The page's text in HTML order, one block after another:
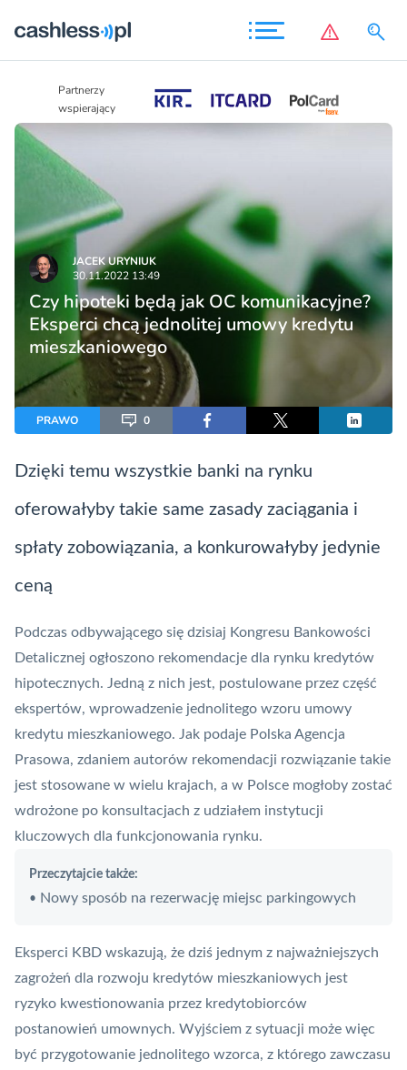
Partnerzy
wspierający
JACEK URYNIUK
30.11.2022 13:49
Czy hipoteki będą jak OC komunikacyjne?
Eksperci chcą jednolitej umowy kredytu
mieszkaniowego
PRAWO 0
Dzięki temu wszystkie banki na rynku
oferowałyby takie same zasady zaciągania i
spłaty zobowiązania, a konkurowałyby jedynie
ceną
Podczas odbywającego się dzisiaj Kongresu Bankowości
Detalicznej ogłoszono rekomendacje dla rynku kredytów
hipotecznych. Jedną z nich jest, postulowane przez część
ekspertów, wprowadzenie jednolitego wzoru umowy
kredytu mieszkaniowego. Jak podaje Polska Agencja
Prasowa, zdaniem autorów rekomendacji rozwiązanie takie
jest stosowane w wielu krajach, a w Polsce mogłoby zostać
wdrożone po konsultacjach z udziałem instytucji
kluczowych dla funkcjonowania rynku.
Przeczytajcie także:
• Nowy sposób na rezerwację miejsc parkingowych
Eksperci KBD wskazują, że dziś jednym z najważniejszych
zagrożeń dla rozwoju kredytów mieszkaniowych jest
ryzyko kwestionowania przez kredytobiorców
postanowień umownych. Wyjściem z sytuacji może więc
być przygotowanie jednolitego wzorca, z którego zawczasu